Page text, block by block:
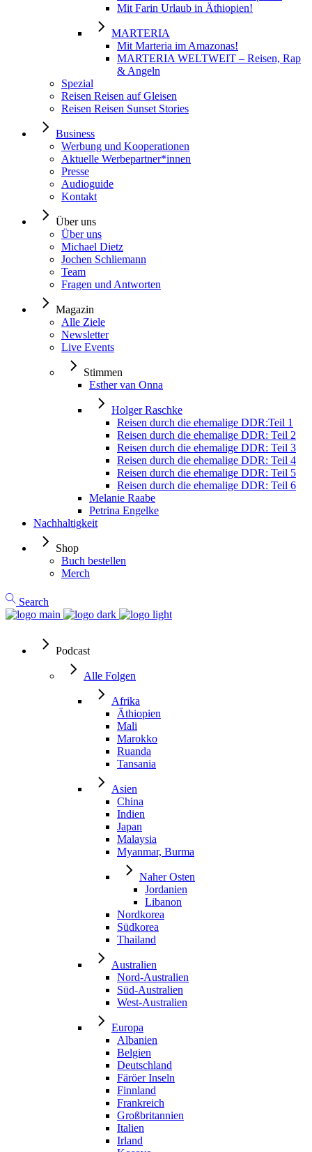
Mit Farin Urlaub in Äthiopien!
MARTERIA
Mit Marteria im Amazonas!
MARTERIA WELTWEIT – Reisen, Rap
& Angeln
Spezial
Reisen Reisen auf Gleisen
Reisen Reisen Sunset Stories
Business
Werbung und Kooperationen
Aktuelle Werbepartner*innen
Presse
Audioguide
Kontakt
Über uns
Über uns
Michael Dietz
Jochen Schliemann
Team
Fragen und Antworten
Magazin
Alle Ziele
Newsletter
Live Events
Stimmen
Esther van Onna
Holger Raschke
Reisen durch die ehemalige DDR:Teil 1
Reisen durch die ehemalige DDR: Teil 2
Reisen durch die ehemalige DDR: Teil 3
Reisen durch die ehemalige DDR: Teil 4
Reisen durch die ehemalige DDR: Teil 5
Reisen durch die ehemalige DDR: Teil 6
Melanie Raabe
Petrina Engelke
Nachhaltigkeit
Shop
Buch bestellen
Merch
Search
Podcast
Alle Folgen
Afrika
Äthiopien
Mali
Marokko
Ruanda
Tansania
Asien
China
Indien
Japan
Malaysia
Myanmar, Burma
Naher Osten
Jordanien
Libanon
Nordkorea
Südkorea
Thailand
Australien
Nord-Australien
Süd-Australien
West-Australien
Europa
Albanien
Belgien
Deutschland
Färöer Inseln
Finnland
Frankreich
Großbritannien
Italien
Irland